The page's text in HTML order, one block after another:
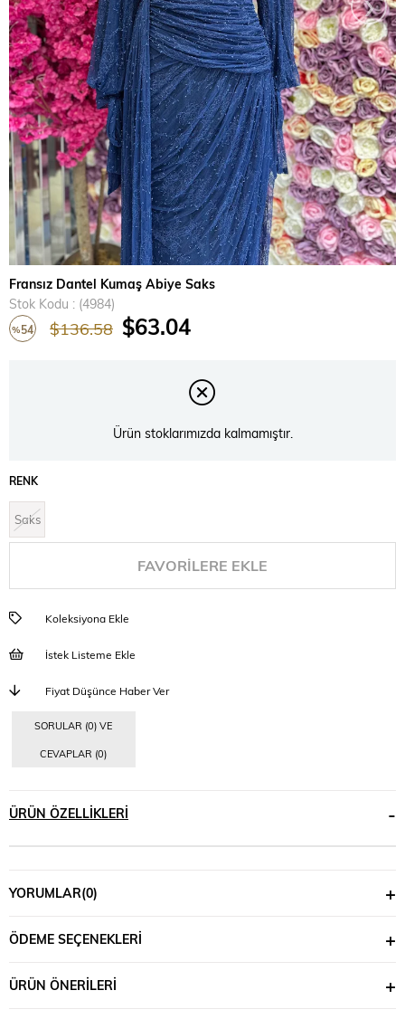
Fransız Dantel Kumaş Abiye Saks
Stok Kodu
(4984)
%54 $136.58 $63.04
Ürün stoklarımızda kalmamıştır.
RENK
Saks
FAVORILERE EKLE
Koleksiyona Ekle
İstek Listeme Ekle
Fiyat Düşünce Haber Ver
SORULAR (0) VE
CEVAPLAR (0)
ÜRÜN ÖZELLIKLERI
YORUMLAR(0)
ÖDEME SEÇENEKLERI
ÜRÜN ÖNERILERI